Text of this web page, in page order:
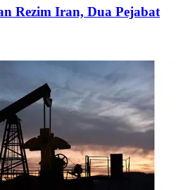
Rezim Iran, Dua Pejabat